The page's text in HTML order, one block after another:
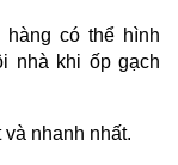
hàng có thể hình
nhà khi ốp gạch
và nhanh nhất.